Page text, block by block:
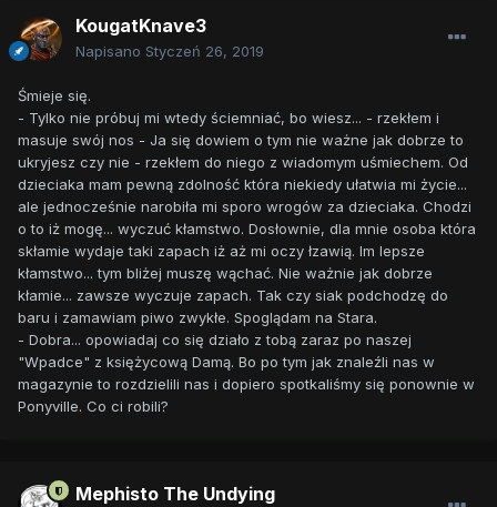
KougatKnave3
Napisano Styczeń 26, 2019
Śmieje się.
- Tylko nie próbuj mi wtedy ściemniać, bo wiesz... - rzekłem i
masuje swój nos - Ja się dowiem o tym nie ważne jak dobrze to
ukryjesz czy nie - rzekłem do niego z wiadomym uśmiechem. Od
dzieciaka mam pewną zdolność która niekiedy ułatwia mi życie...
ale jednocześnie narobiła mi sporo wrogów za dzieciaka. Chodzi
o to iż mogę... wyczuć kłamstwo. Dosłownie, dla mnie osoba która
skłamie wydaje taki zapach iż aż mi oczy łzawią. Im lepsze
kłamstwo... tym bliżej muszę wąchać. Nie ważnie jak dobrze
kłamie... zawsze wyczuje zapach. Tak czy siak podchodzę do
baru i zamawiam piwo zwykłe. Spoglądam na Stara.
- Dobra... opowiadaj co się działo z tobą zaraz po naszej
"Wpadce" z księżycową Damą. Bo po tym jak znaleźli nas w
magazynie to rozdzielili nas i dopiero spotkaliśmy się ponownie w
Ponyville. Co ci robili?
Mephisto The Undying